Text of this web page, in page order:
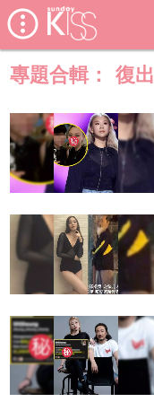
專題合輯： 復出